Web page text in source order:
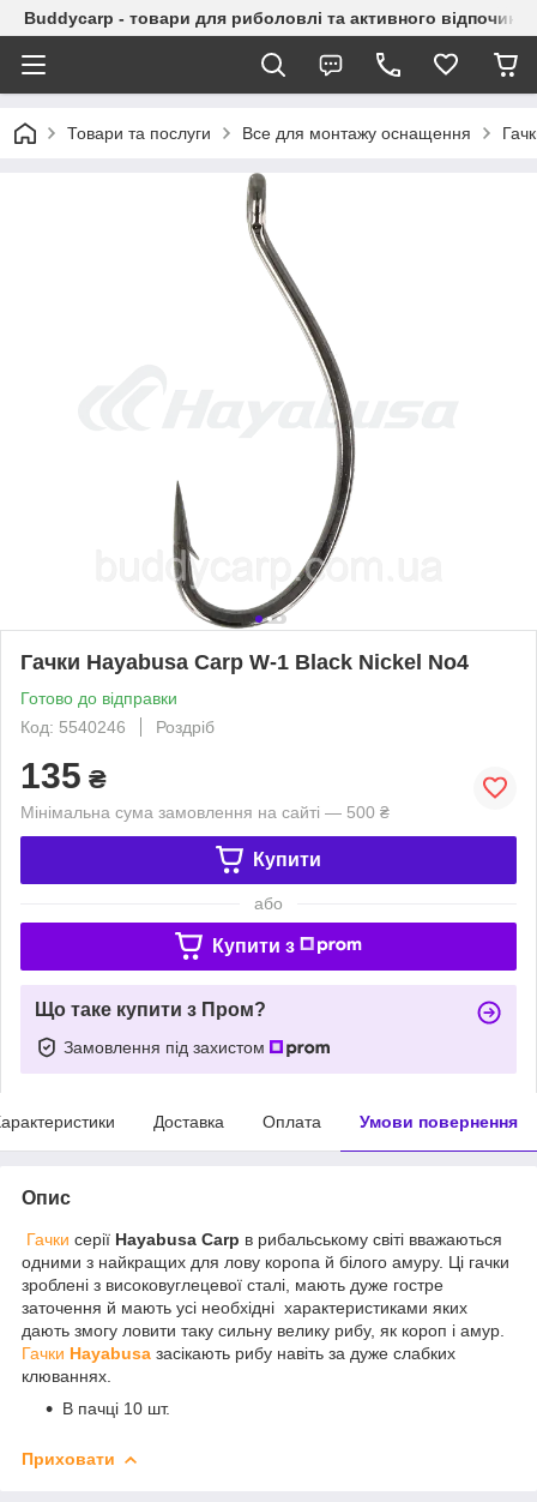
Buddycarp - товари для риболовлі та активного
Товари та послуги Все для монтажу оснащення
Гачки Hayabusa Carp W-1 Black Nickel No4
Готово до відправки
Код: 5540246
Роздріб
135 ₴
Мінімальна сума замовлення на сайті — 500 ₴
Купити
або
Купити з
Що таке купити з Пром?
Замовлення під захистом
Доставка Оплата Умови повернення
Опис
Гачки серії Hayabusa Carp в рибальському світі вважаються
одними з найкращих для лову коропа й білого амуру. Ці гачки
зроблені з високовуглецевої сталі, мають дуже гостре
заточення й мають усі необхідні характеристиками яких
дають змогу ловити таку сильну велику рибу, як короп і амур.
Гачки Hayabusa засікають рибу навіть за дуже слабких
клюваннях.
В пачці 10 шт.
Приховати